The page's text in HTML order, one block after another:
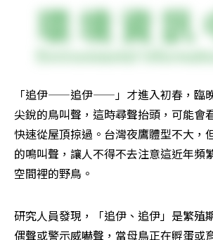
「追伊——追伊——」才進入初春，臨
尖銳的鳥叫聲，這時尋聲抬頭，可能會
快速從屋頂掠過。台灣夜鷹體型不大，
的鳴叫聲，讓人不得不去注意這近年頻
空間裡的野鳥。
研究人員發現，「追伊、追伊」是繁殖
偶聲或警示威嚇聲，當母鳥正在孵蛋或